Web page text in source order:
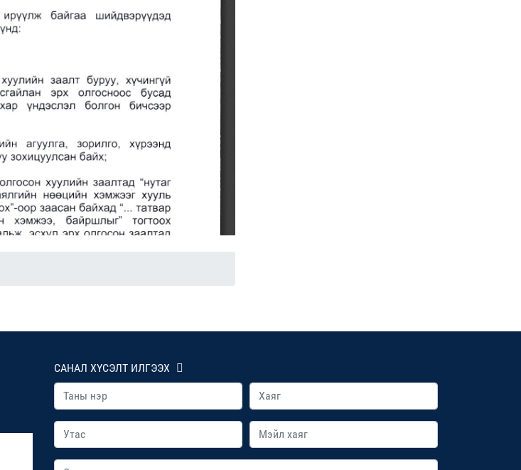
САНАЛ ХҮСЭЛТ ИЛГЭЭХ